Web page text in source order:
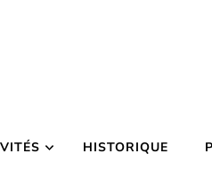
HISTORIQUE